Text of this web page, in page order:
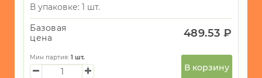
В упаковке: 1 шт.
Базовая
цена
489.53 ₽
Мин партия: 1 шт.
В корзину